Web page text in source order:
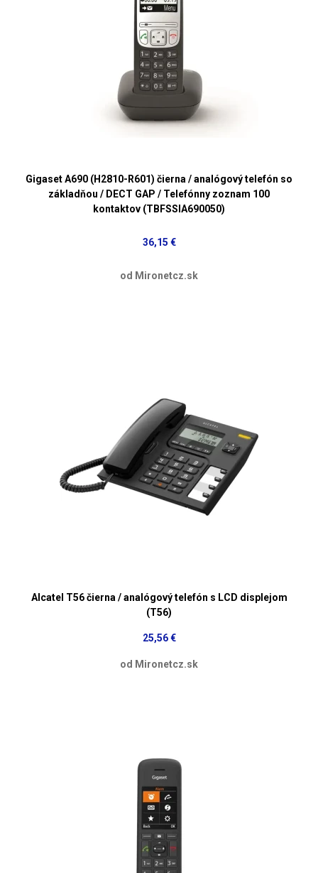
Gigaset A690 (H2810-R601) čierna / analógový telefón so
základňou / DECT GAP / Telefónny zoznam 100
kontaktov (TBFSSIA690050)
36,15 €
od Mironetcz.sk
Alcatel T56 čierna / analógový telefón s LCD displejom
(T56)
25,56 €
od Mironetcz.sk